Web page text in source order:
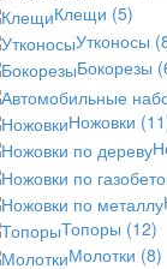
Клещи (5)
Утконосы
Бокорезы
Ножовки
Топоры (12)
Молотки (8)